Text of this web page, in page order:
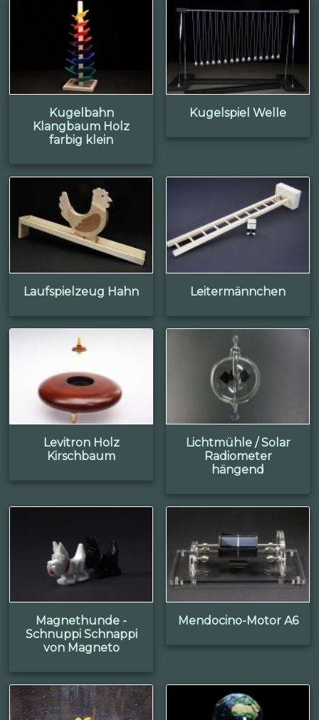
Kugelbahn
Klangbaum Holz
farbig klein
Kugelspiel Welle
Laufspielzeug Hahn Leitermännchen
Levitron Holz
Kirschbaum
Lichtmühle / Solar
Radiometer
hängend
Magnethunde -
Schnuppi Schnappi
von Magneto
Mendocino-Motor A6